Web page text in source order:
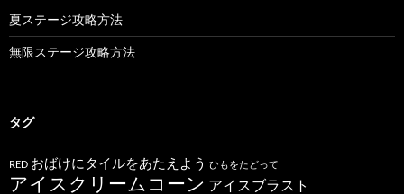
夏ステージ攻略方法
無限ステージ攻略方法
タグ
RED おばけにタイルをあたえよう ひもをたどって
アイスクリームコーン アイスブラスト